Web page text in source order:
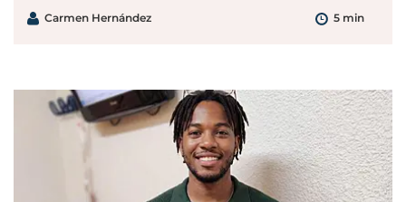
Carmen Hernández 5 min